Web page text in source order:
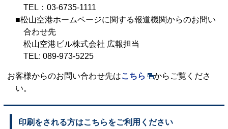
TEL：03-6735-1111
■松山空港ホームページに関する報道機関からのお問い
合わせ先
松山空港ビル株式会社 広報担当
TEL: 089-973-5225
お客様からのお問い合わせ先はこちら
からご覧くださ
い。
印刷をされる方はこちらをご利用ください